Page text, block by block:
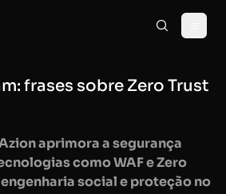
frases sobre Zero Trust
aprimora a segurança
como WAF e Zero
social e proteção no